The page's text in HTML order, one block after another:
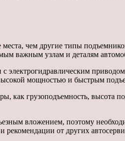
чем другие типы
важным узлам и деталям
мощностью и быстрым
как грузоподъемность, высота
вложением, поэтому
от других